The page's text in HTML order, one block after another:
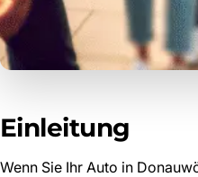
Einleitung
Wenn Sie Ihr Auto in